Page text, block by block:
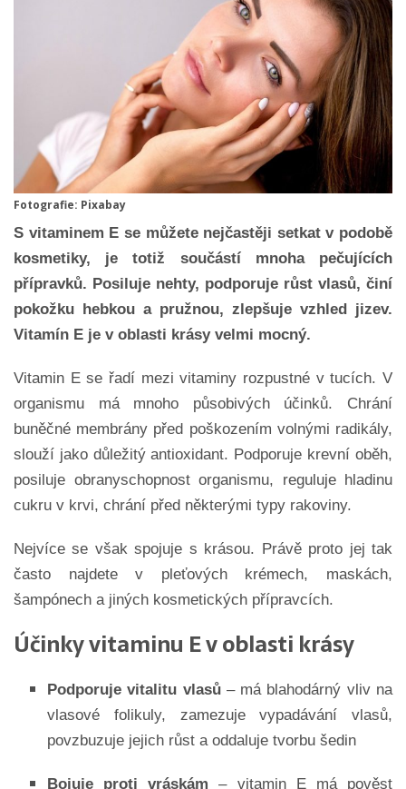
Fotografie: Pixabay
S vitaminem E se můžete nejčastěji setkat v podobě
kosmetiky, je totiž součástí mnoha pečujících
přípravků. Posiluje nehty, podporuje růst vlasů, činí
pokožku hebkou a pružnou, zlepšuje vzhled jizev.
Vitamín E je v oblasti krásy velmi mocný.
Vitamin E se řadí mezi vitaminy rozpustné v tucích. V
organismu má mnoho působivých účinků. Chrání
buněčné membrány před poškozením volnými radikály,
slouží jako důležitý antioxidant. Podporuje krevní oběh,
posiluje obranyschopnost organismu, reguluje hladinu
cukru v krvi, chrání před některými typy rakoviny.
Nejvíce se však spojuje s krásou. Právě proto jej tak
často najdete v pleťových krémech, maskách,
šampónech a jiných kosmetických přípravcích.
Účinky vitaminu E v oblasti krásy
Podporuje vitalitu vlasů– má blahodárný vliv na
vlasové folikuly, zamezuje vypadávání vlasů,
povzbuzuje jejich růst a oddaluje tvorbu šedin
Bojuje proti vráskám – vitamin E má pověst